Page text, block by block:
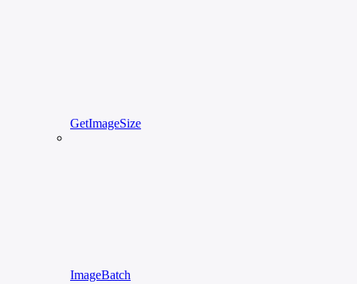
GetImageSize
ImageBatch